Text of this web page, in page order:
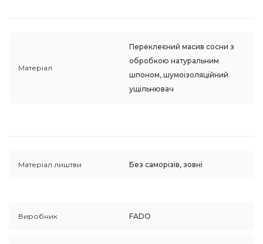
Матеріал
Переклеєний масив сосни з
обробкою натуральним
шпоном, шумоізоляційний
ущільнювач
Матеріал лиштви Без саморізів, зовні
Виробник FADO